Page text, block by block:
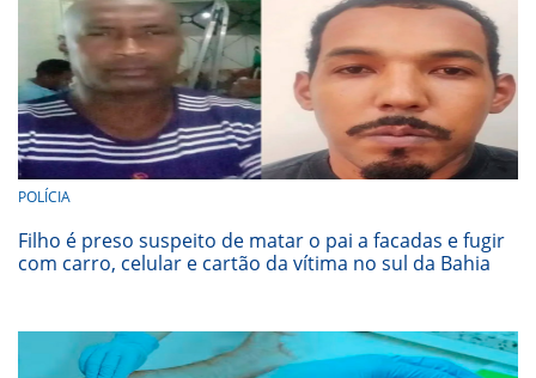
POLÍCIA
Filho é preso suspeito de matar o pai a facadas e fugir
com carro, celular e cartão da vítima no sul da Bahia